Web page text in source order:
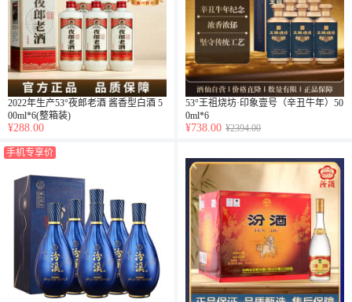
2022年生产53°夜郎老酒 酱香型白酒 5
00ml*6(整箱装)
¥288.00
53°王祖烧坊·印象壹号（辛丑牛年）50
0ml*6
¥738.00 ¥2394.00
手机专享价